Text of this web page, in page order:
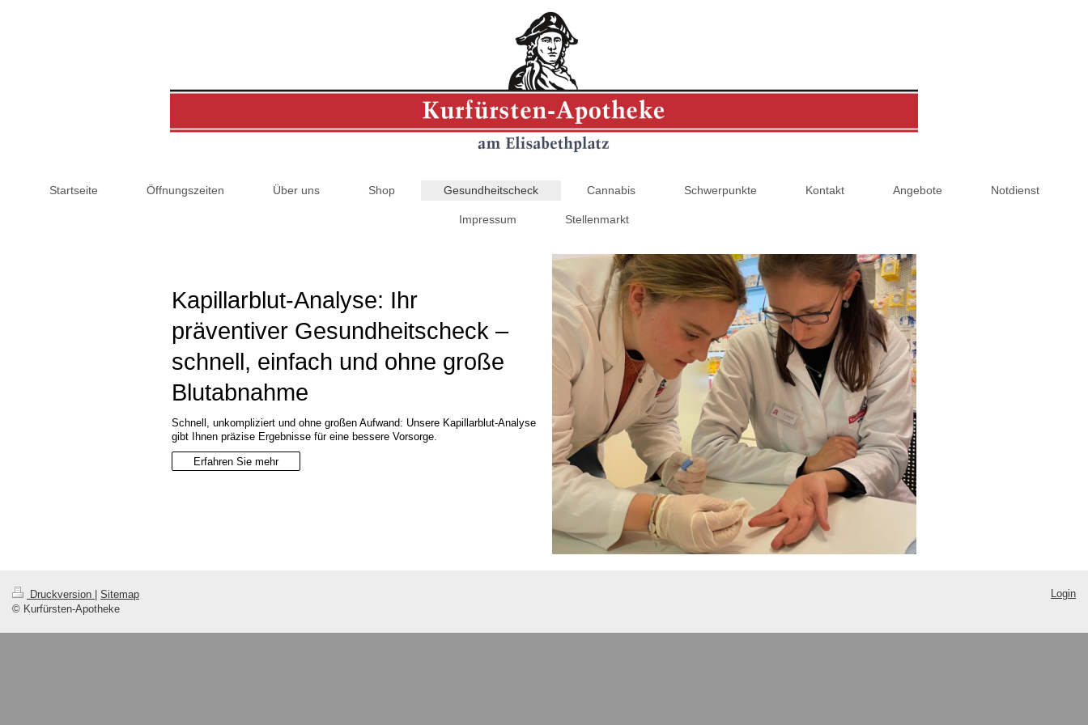
Startseite Öffnungszeiten Über uns Shop Gesundheitscheck Cannabis Schwerpunkte Kontakt Angebote Notdienst
Impressum Stellenmarkt
Kapillarblut-Analyse: Ihr
präventiver Gesundheitscheck –
schnell, einfach und ohne große
Blutabnahme
Schnell, unkompliziert und ohne großen Aufwand: Unsere Kapillarblut-Analyse
gibt Ihnen präzise Ergebnisse für eine bessere Vorsorge.
Erfahren Sie mehr
Druckversion
Sitemap
© Kurfürsten-Apotheke
Login